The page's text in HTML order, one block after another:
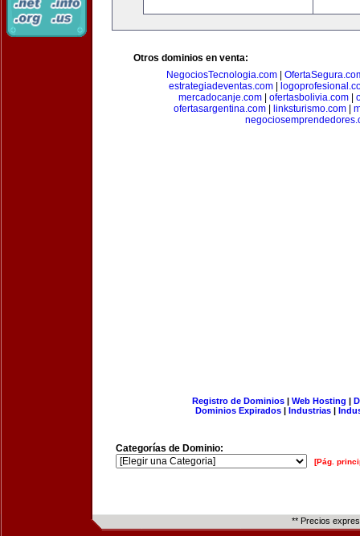
Otros dominios en venta:
NegociosTecnologia.com
estrategiadeventas.com|
mercadocanje.com
ofertasbolivia.com
ofertasargentina.com| linksturismo.com|
Registro de Dominios| Web Hosting |
Dominios Expirados | Industrias |
Categorías de Dominio:
[Pág.
** Precios